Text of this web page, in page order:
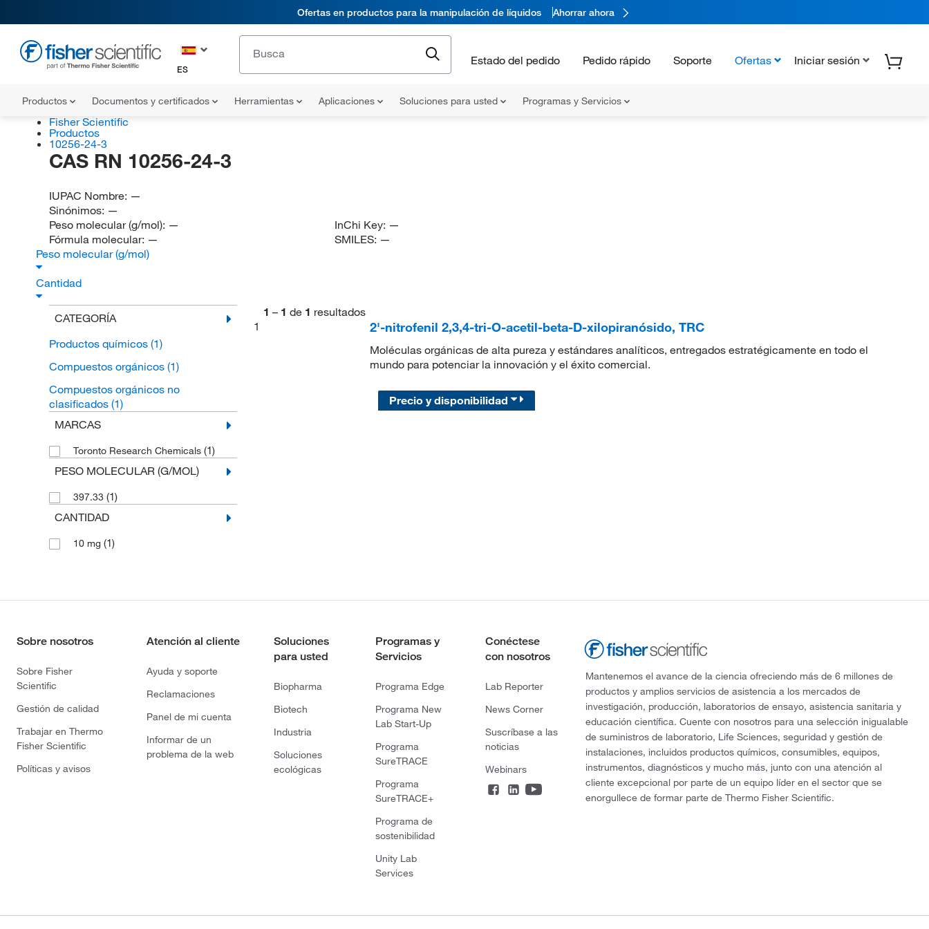
Ofertas en productos para la manipulación de líquidos Ahorrar ahora
ES
Estado del pedido Pedido rápido Soporte Ofertas Iniciar sesión
Productos Documentos y certificados Herramientas Aplicaciones Soluciones para usted Programas y Servicios
Fisher Scientific
Productos
10256-24-3
CAS RN 10256-24-3
IUPAC Nombre: —
Sinónimos: —
Peso molecular (g/mol): —
Fórmula molecular: —
InChi Key: —
SMILES: —
Peso molecular (g/mol)
Cantidad
CATEGORÍA
Productos químicos (1)
Compuestos orgánicos (1)
Compuestos orgánicos no
clasificados (1)
MARCAS
Toronto Research Chemicals (1)
PESO MOLECULAR (G/MOL)
397.33 (1)
CANTIDAD
10 mg (1)
1 – 1 de 1 resultados
1
2'-nitrofenil 2,3,4-tri-O-acetil-beta-D-xilopiranósido, TRC
Moléculas orgánicas de alta pureza y estándares analíticos, entregados estratégicamente en todo el
mundo para potenciar la innovación y el éxito comercial.
Precio y disponibilidad
Sobre nosotros
Sobre Fisher
Scientific
Gestión de calidad
Trabajar en Thermo
Fisher Scientific
Políticas y avisos
Atención al cliente
Ayuda y soporte
Reclamaciones
Panel de mi cuenta
Informar de un
problema de la web
Soluciones
para usted
Biopharma
Biotech
Industria
Soluciones
ecológicas
Programas y
Servicios
Programa Edge
Programa New
Lab Start-Up
Programa
SureTRACE
Programa
SureTRACE+
Programa de
sostenibilidad
Unity Lab
Services
Conéctese
con nosotros
Lab Reporter
News Corner
Suscríbase a las
noticias
Webinars
Mantenemos el avance de la ciencia ofreciendo más de 6 millones de
productos y amplios servicios de asistencia a los mercados de
investigación, producción, laboratorios de ensayo, asistencia sanitaria y
educación científica. Cuente con nosotros para una selección inigualable
de suministros de laboratorio, Life Sciences, seguridad y gestión de
instalaciones, incluidos productos químicos, consumibles, equipos,
instrumentos, diagnósticos y mucho más, junto con una atención al
cliente excepcional por parte de un equipo líder en el sector que se
enorgullece de formar parte de Thermo Fisher Scientific.